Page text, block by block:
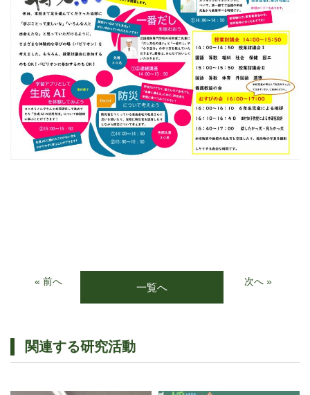
« 前へ 一覧へ 次へ »
関連する研究活動